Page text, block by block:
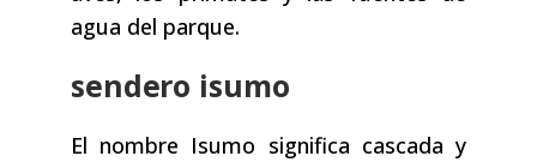
agua del parque.
sendero isumo
El nombre Isumo significa cascada y